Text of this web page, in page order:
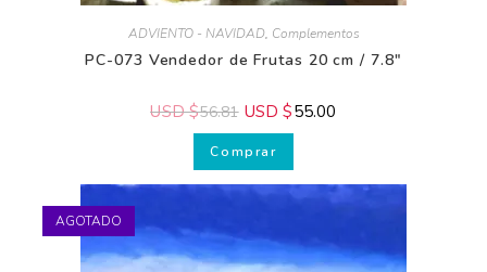
ADVIENTO - NAVIDAD,Complementos
PC-073 Vendedor de Frutas 20 cm / 7.8″
USD $56.81 USD $55.00
Comprar
AGOTADO